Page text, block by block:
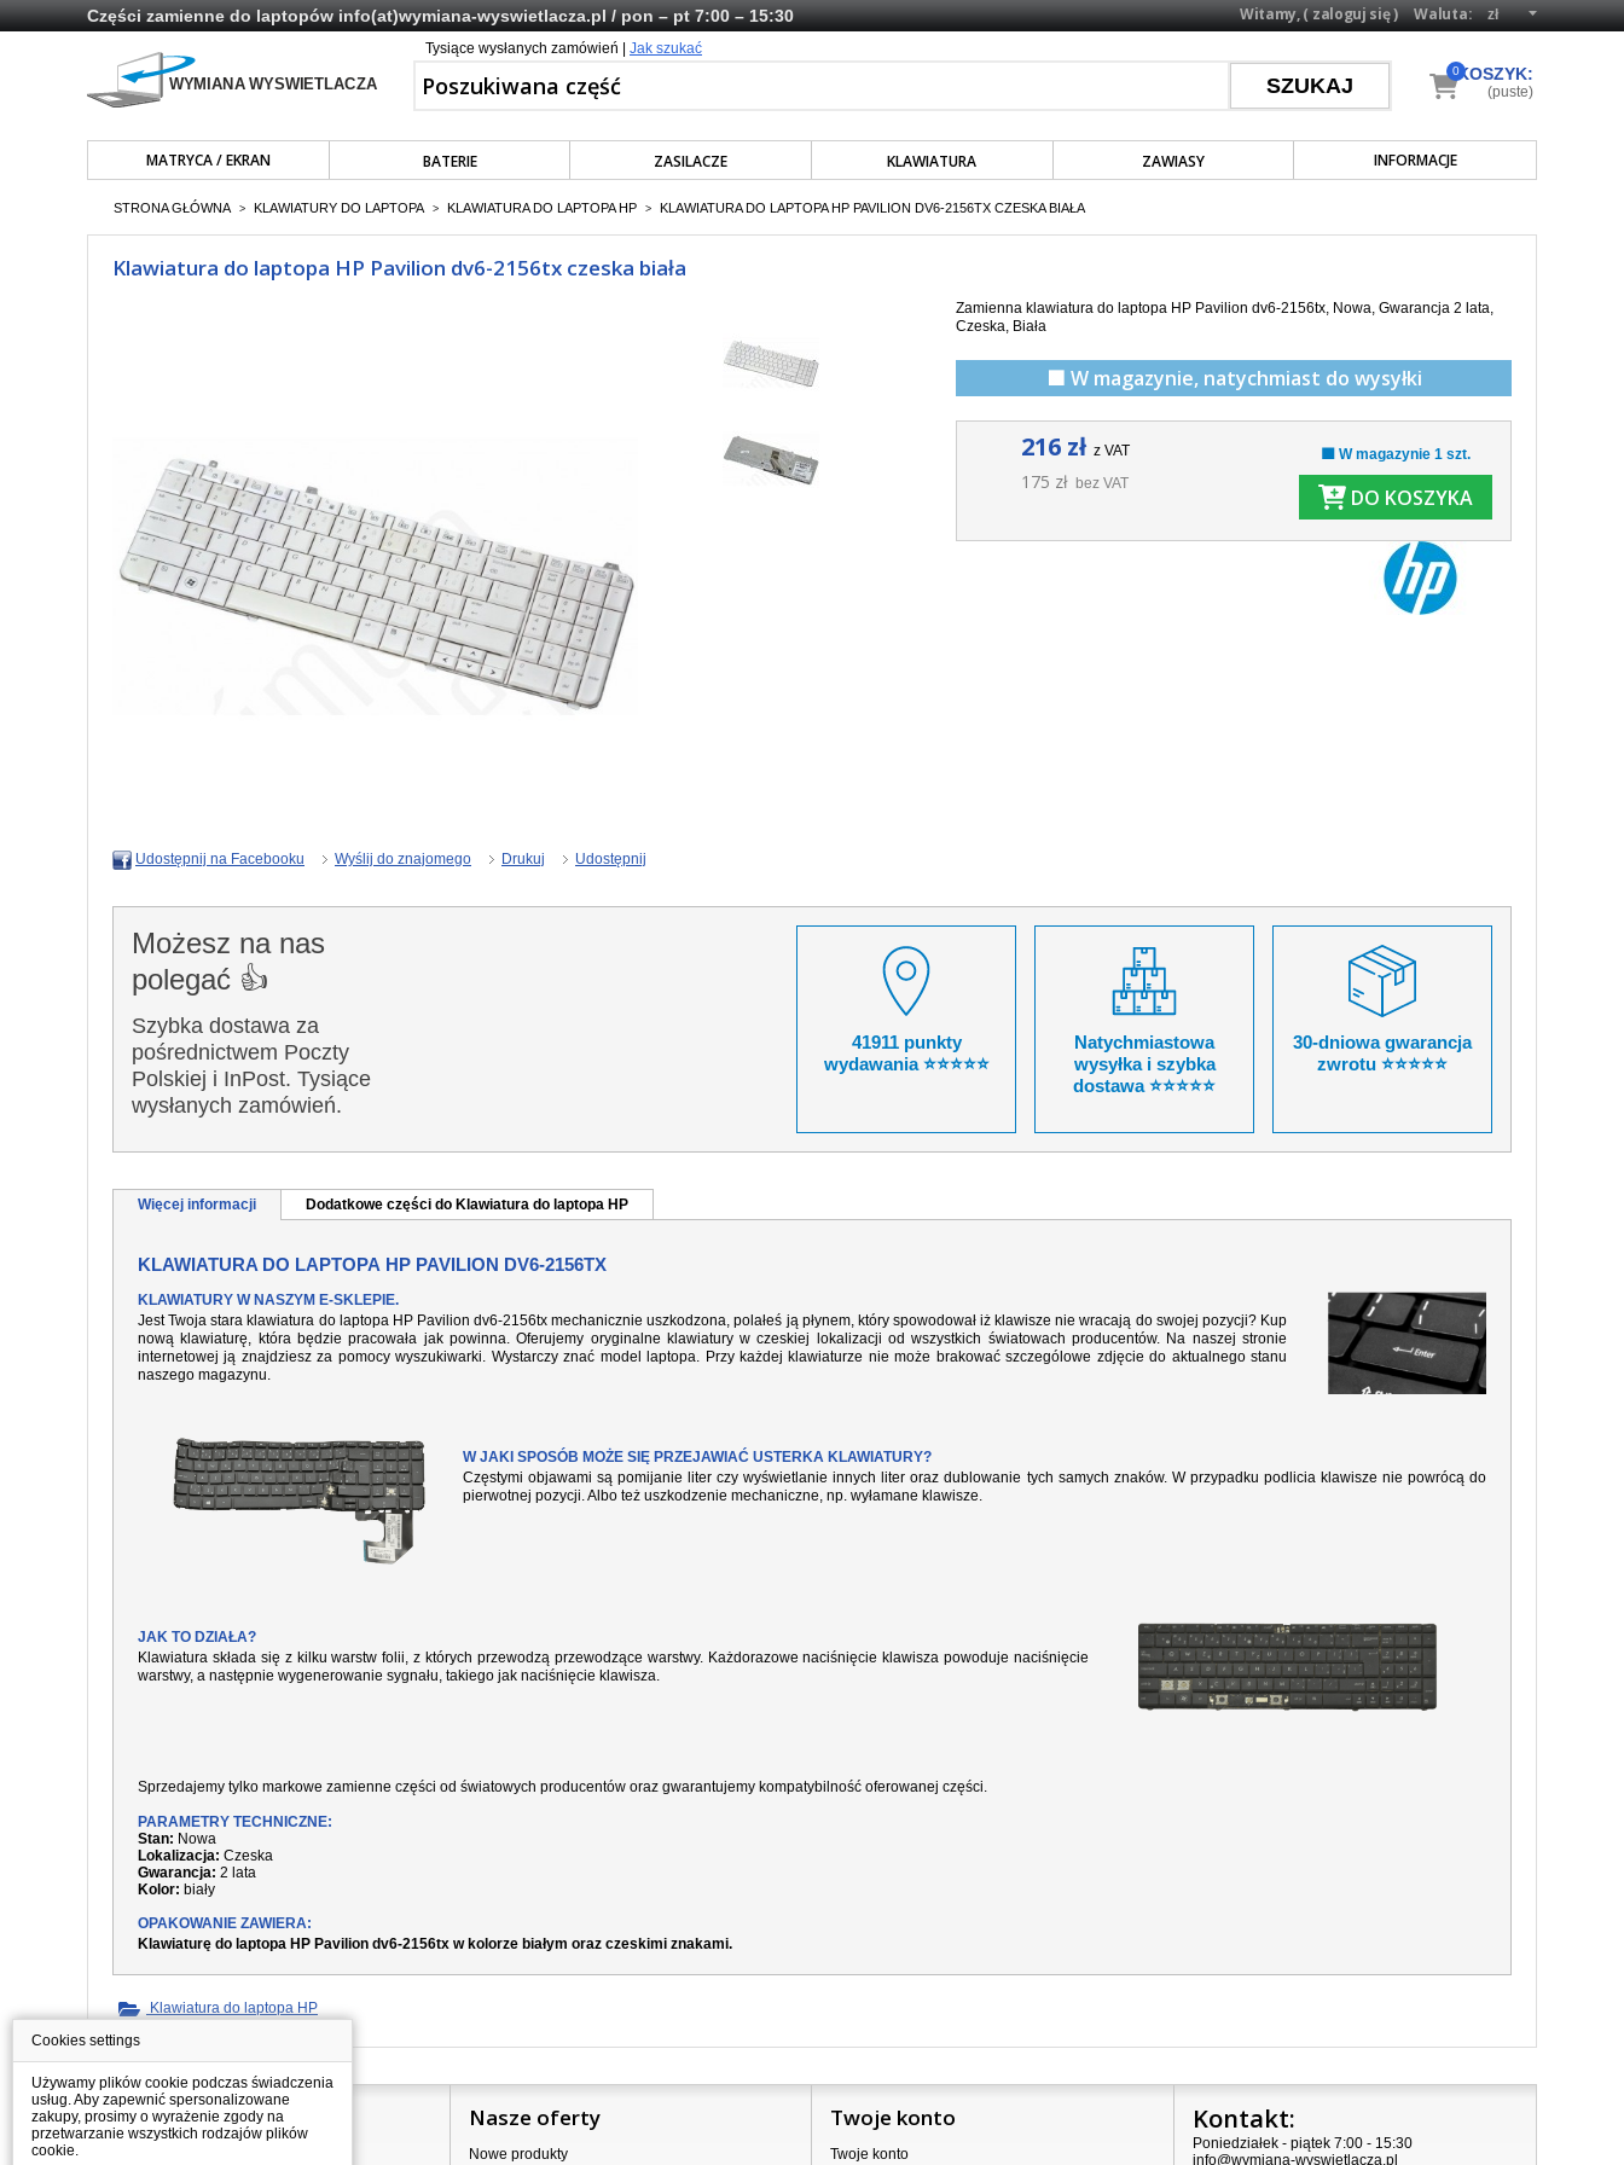
Części zamienne do laptopówinfo(at)wymiana-wyswietlacza.pl/ pon – pt 7:00 – 15:30 Waluta:
Witamy, (zaloguj się)
Tysiące wysłanych zamówień | Jak szukać
MATRYCA / EKRAN BATERIE ZASILACZE KLAWIATURA ZAWIASY INFORMACJE
KOSZYK:
0
(puste)
STRONA GŁÓWNA > KLAWIATURY DO LAPTOPA > KLAWIATURA DO LAPTOPA HP > KLAWIATURA DO LAPTOPA HP PAVILION DV6-2156TX CZESKA BIAŁA
Klawiatura do laptopa HP Pavilion dv6-2156tx czeska biała
Zamienna klawiatura do laptopa HP Pavilion dv6-2156tx, Nowa, Gwarancja 2 lata,
Czeska, Biała
🟩 W magazynie, natychmiast do wysyłki
216 zł z VAT
175 zł bez VAT
🟩 W magazynie 1 szt.
DO KOSZYKA
Udostępnij na Facebooku Wyślij do znajomego Drukuj Udostępnij
Możesz na nas
polegać 👍
Szybka dostawa za
pośrednictwem Poczty
Polskiej i InPost. Tysiące
wysłanych zamówień.
41911 punkty
wydawania ⭐⭐⭐⭐⭐
Natychmiastowa
wysyłka i szybka
dostawa ⭐⭐⭐⭐⭐
30-dniowa gwarancja
zwrotu ⭐⭐⭐⭐⭐
Więcej informacji Dodatkowe części do Klawiatura do laptopa HP
KLAWIATURA DO LAPTOPA HP PAVILION DV6-2156TX
KLAWIATURY W NASZYM E-SKLEPIE.
Jest Twoja stara klawiatura do laptopa HP Pavilion dv6-2156tx mechanicznie uszkodzona, polałeś ją płynem, który spowodował iż klawisze nie wracają do swojej pozycji? Kup
nową klawiaturę, która będzie pracowała jak powinna. Oferujemy oryginalne klawiatury w czeskiej lokalizacji od wszystkich światowach producentów. Na naszej stronie
internetowej ją znajdziesz za pomocy wyszukiwarki. Wystarczy znać model laptopa. Przy każdej klawiaturze nie może brakować szczególowe zdjęcie do aktualnego stanu
naszego magazynu.
W JAKI SPOSÓB MOŻE SIĘ PRZEJAWIAĆ USTERKA KLAWIATURY?
Częstymi objawami są pomijanie liter czy wyświetlanie innych liter oraz dublowanie tych samych znaków. W przypadku podlicia klawisze nie powrócą do
pierwotnej pozycji. Albo też uszkodzenie mechaniczne, np. wyłamane klawisze.
JAK TO DZIAŁA?
Klawiatura składa się z kilku warstw folii, z których przewodzą przewodzące warstwy. Każdorazowe naciśnięcie klawisza powoduje naciśnięcie
warstwy, a następnie wygenerowanie sygnału, takiego jak naciśnięcie klawisza.
Sprzedajemy tylko markowe zamienne części od światowych producentów oraz gwarantujemy kompatybilność oferowanej części.
PARAMETRY TECHNICZNE:
Stan: Nowa
Lokalizacja: Czeska
Gwarancja: 2 lata
Kolor: biały
OPAKOWANIE ZAWIERA:
Klawiaturę do laptopa HP Pavilion dv6-2156tx w kolorze białym oraz czeskimi znakami.
Klawiatura do laptopa HP
Informacje Nasze oferty
Nowe produkty
Twoje konto
Twoje konto
Kontakt:
Poniedziałek - piątek 7:00 - 15:30
info@wymiana-wyswietlacza.pl
Cookies settings
Używamy plików cookie podczas świadczenia
usług. Aby zapewnić spersonalizowane
zakupy, prosimy o wyrażenie zgody na
przetwarzanie wszystkich rodzajów plików
cookie.